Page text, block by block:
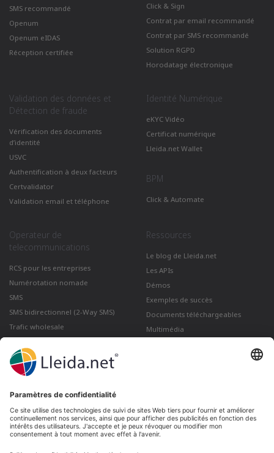
SMS recommandé
Openum
Openum eIDAS
Réception certifiée
Click & Sign
Contrat par email recommandé
Contrat par SMS recommandé
Solution RGPD
Horodatage électronique
Validation des données et
Détection de fraude
Vérification des documents
d’identité
USVC
Authentification à deux facteurs
Certvalidator
Validation email et téléphone
Identité Numérique
eKYC Vidéo
Certificat numérique
Lleida.net Wallet
BPM
Click & Automate
Operateur de
telecommunications
RCS pour les entreprises
Numérotation nomade
SMS
SMS bidirectionnel (2-Way SMS)
Trafic wholesale
Ressources
Le blog de Lleida.net
Les APIs
Démos
Exemples de succès
Documents téléchargeables
Multimédia
électronique certifié depuis Gmail
Lleida · Madrid · València · São Paulo · Bogotá ·
Santiago de Chile · Dubai · Santo Domingo ·
Lima